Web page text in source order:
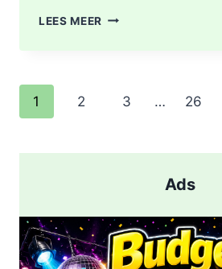
LEES MEER SCHOTEN
GEWONDE
NA
Paginanavigatie
1 2 3 … 26
Ads